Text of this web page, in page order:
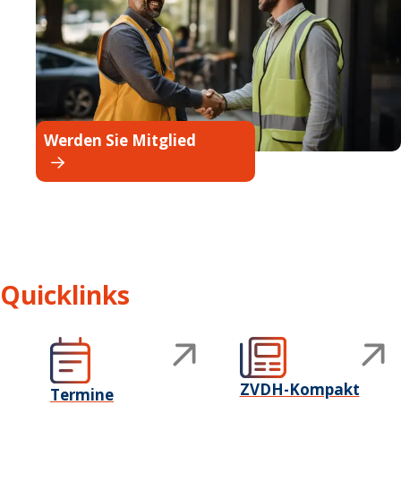
Werden Sie Mitglied
Quicklinks
Termine ZVDH-Kompakt